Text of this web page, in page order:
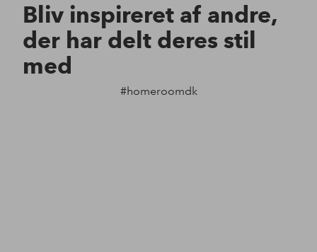
Bliv inspireret af andre,
der har delt deres stil
med
#homeroomdk